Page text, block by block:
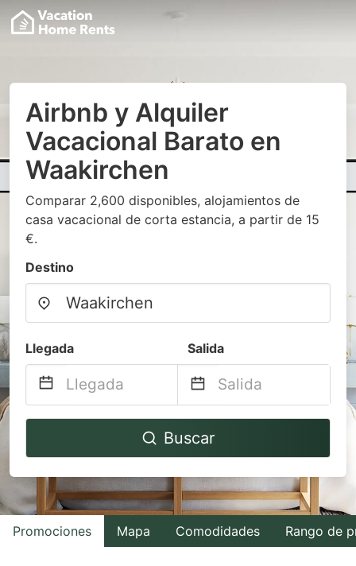
Airbnb y Alquiler
Vacacional Barato en
Waakirchen
Comparar 2,600 disponibles, alojamientos de
casa vacacional de corta estancia, a partir de 15
€.
Destino
Llegada Salida
Navigate
to
interact
with
the
Navigate
to
interact
with
the
Buscar
Promociones Mapa Comodidades Rango de